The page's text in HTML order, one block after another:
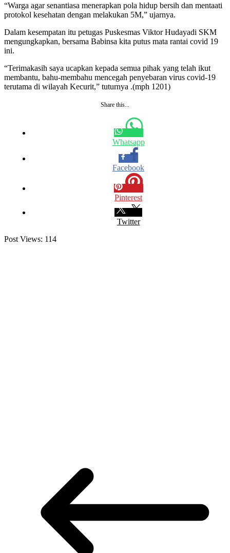
“Warga agar senantiasa menerapkan pola hidup bersih dan mentaati
protokol kesehatan dengan melakukan 5M,” ujarnya.
Dalam kesempatan itu petugas Puskesmas Viktor Hudayadi SKM
mengungkapkan, bersama Babinsa kita putus mata rantai covid 19
ini.
“Terimakasih saya ucapkan kepada semua pihak yang telah ikut
membantu, bahu-membahu mencegah penyebaran virus covid-19
terutama di wilayah Kecurit,” tuturnya .(mph 1201)
Share this...
Whatsapp
Facebook
Pinterest
Twitter
Post Views: 114